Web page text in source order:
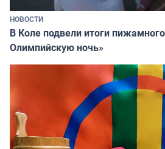
НОВОСТИ
В Коле подвели итоги
Олимпийскую ночь»